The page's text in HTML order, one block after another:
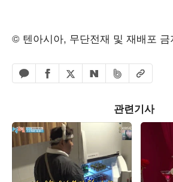
© 텐아시아, 무단전재 및 재배포 금
카카오톡 공유하기
페이스북 공유하기
엑스 공유하기
네이버 공유하기
밴드 공유하기
URL복사
관련기사